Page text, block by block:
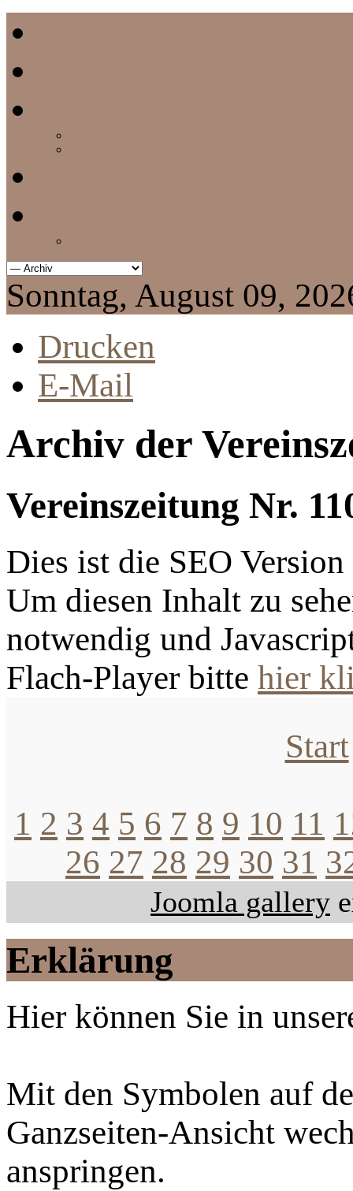
Sonntag, August 09,
Drucken
E-Mail
Archiv der
Vereinszeitung Nr.
Dies ist die SEO
Um diesen Inhalt zu
notwendig und
Flach-Player bitte hier
Start
1 2 3 4 5 6 7 8 9 10 11
26 27 28 29 30 31
Joomla gallery
Erklärung
Hier können Sie in
Mit den Symbolen auf
Ganzseiten-Ansicht
anspringen.